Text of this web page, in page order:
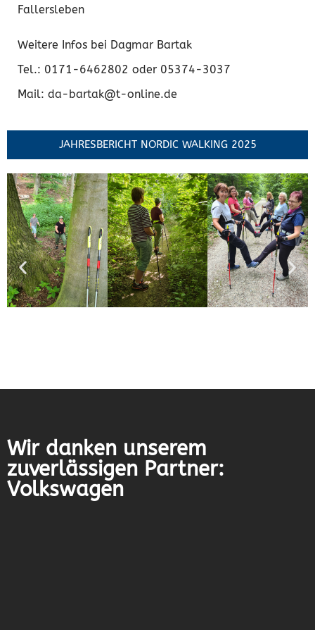
Fallersleben
Weitere Infos bei Dagmar Bartak
Tel.: 0171-6462802 oder 05374-3037
Mail: da-bartak@t-online.de
JAHRESBERICHT NORDIC WALKING 2025
Wir danken unserem
zuverlässigen Partner:
Volkswagen